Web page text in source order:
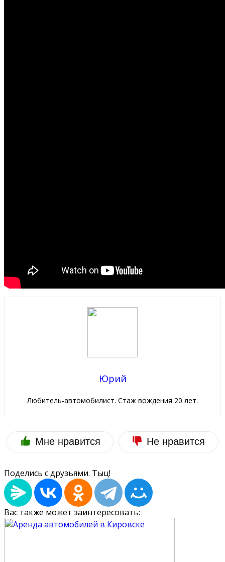
Юрий
Любитель-автомобилист. Стаж вождения 20 лет.
Мне нравится Не нравится
Поделись с друзьями. Тыц!
Вас также может заинтересовать: